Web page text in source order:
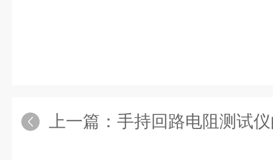
上一篇： 手持回路电阻测试